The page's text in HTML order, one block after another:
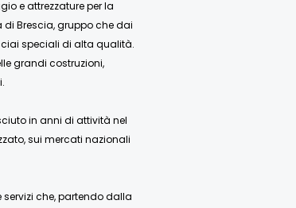
e attrezzature per la
di Brescia, gruppo che dai
speciali di alta qualità.
grandi costruzioni,
in anni di attività nel
sui mercati nazionali
servizi che, partendo dalla